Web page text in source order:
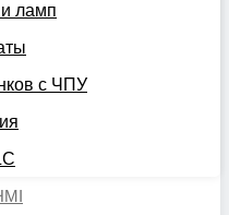
ламп
с ЧПУ